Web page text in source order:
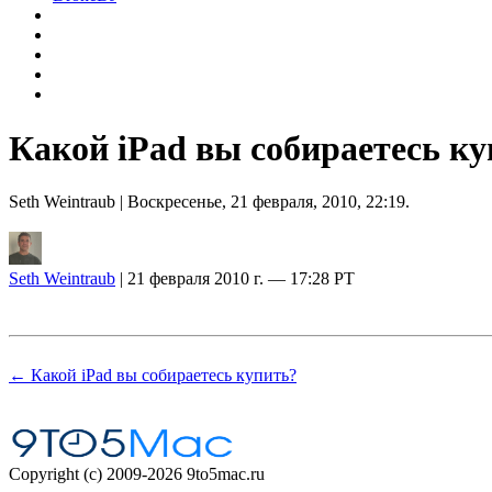
Какой iPad вы собираетесь
Seth Weintraub | Воскресенье, 21 февраля, 2010, 22:19.
Seth Weintraub | 21 февраля 2010 г. — 17:28 PT
← Какой iPad вы собираетесь купить?
Copyright (c) 2009-2026 9to5mac.ru